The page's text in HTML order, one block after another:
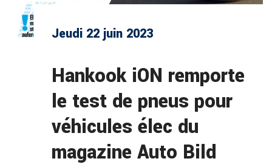
Jeudi 22 juin 2023
Hankook iON remporte
le test de pneus pour
véhicules élec du
magazine Auto Bild